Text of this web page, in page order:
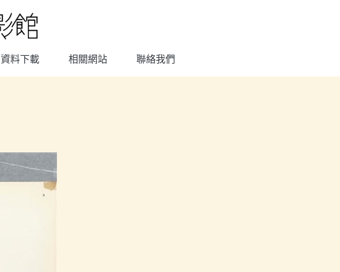
資料下載 相關網站 聯絡我們